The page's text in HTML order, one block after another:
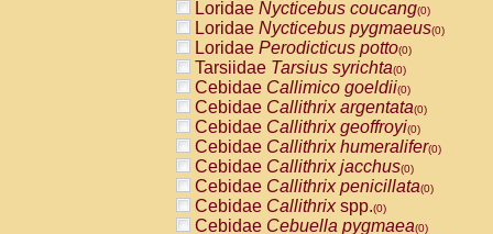
AtelidaeLagothrix lagothricha cana
PitheciidaeCacajao calvus
PitheciidaeCallicebus cupreus
PitheciidaeCallicebus donacophilus
PitheciidaeCallicebus moloch
PitheciidaeCallicebus torquatus
PitheciidaeCallicebusspp.(0)
PitheciidaeChiropotes satanas(0)
PitheciidaePithecia monachus
PitheciidaePithecia pithecia(0)
CercopithecidaeCercocebus agilis
CercopithecidaeCercocebus
Loridae Nycticebus coucang(0)
Loridae Nycticebus pygmaeus(0)
Loridae Perodicticus potto(0)
Tarsiidae Tarsius syrichta(0)
Cebidae Callimico goeldii(0)
Cebidae Callithrix argentata(0)
Cebidae Callithrix geoffroyi(0)
Cebidae Callithrix humeralifer(0)
Cebidae Callithrix jacchus(0)
Cebidae Callithrix penicillata(0)
Cebidae Callithrixspp.(0)
Cebidae Cebuella pygmaea(0)